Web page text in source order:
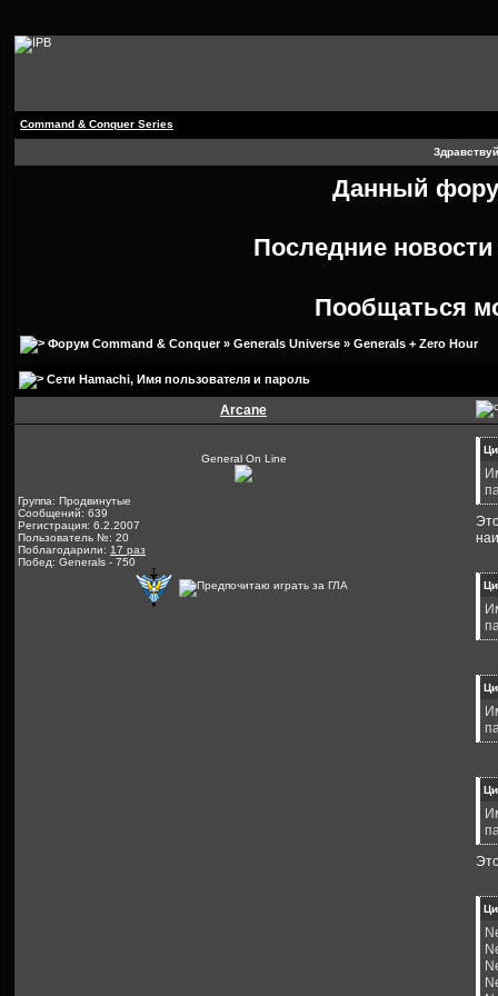
Command & Conquer Series
Данный
Последние
Пообщаться
Форум Command & Conquer» Generals Universe » Generals + Zero Hour
Сети Hamachi, Имя пользователя и пароль
Arcane
General On Line
Группа: Продвинутые
Сообщений: 639
Регистрация: 6.2.2007
Пользователь №: 20
Поблагодарили: 17 раз
Побед: Generals - 750